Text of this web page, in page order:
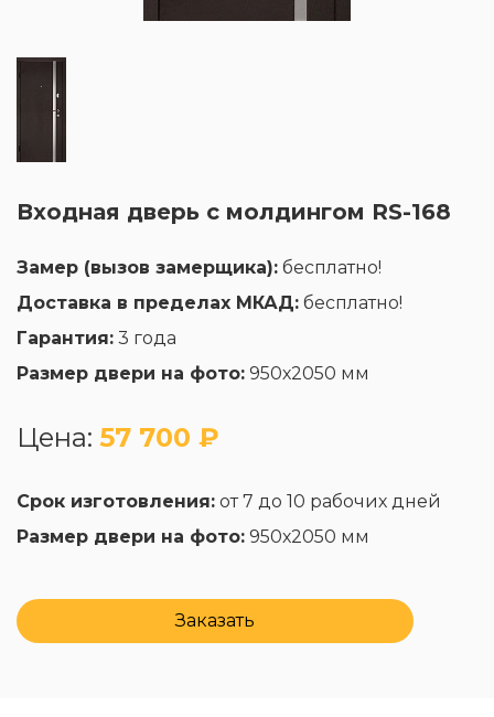
Входная дверь с молдингом RS-168
Замер (вызов замерщика): бесплатно!
Доставка в пределах МКАД: бесплатно!
Гарантия: 3 года
Размер двери на фото: 950х2050 мм
Цена: 57 700 ₽
Срок изготовления: от 7 до 10 рабочих дней
Размер двери на фото: 950х2050 мм
Заказать